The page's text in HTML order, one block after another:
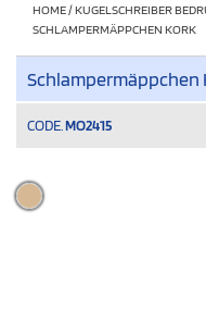
HOME/KUGELSCHREIBER
SCHLAMPERMÄPPCHEN KORK
Schlampermäppchen
CODE. MO2415